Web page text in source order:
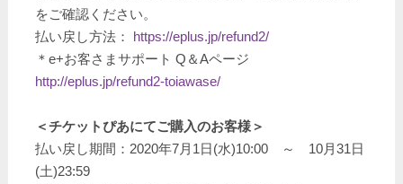
をご確認ください。
払い戻し方法：
https://eplus.jp/refund2/
＊e+お客さまサポート Q＆Aページ
http://eplus.jp/refund2-toiawase/
＜チケットぴあにてご購入のお客様＞
払い戻し期間：2020年7月1日(水)10:00 ～ 10月31日
(土)23:59